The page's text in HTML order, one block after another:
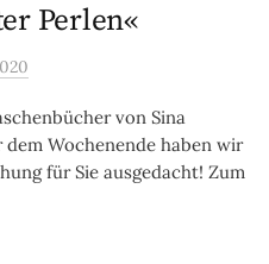
Perlen«
von Sina
Wochenende haben wir
für Sie ausgedacht! Zum